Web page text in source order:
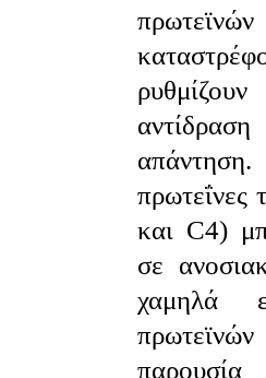
πρωτεΐνες
και C4)
σε
χαμηλά
παρουσία